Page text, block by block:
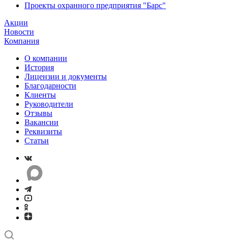
Проекты охранного предприятия "Барс"
Акции
Новости
Компания
О компании
История
Лицензии и документы
Благодарности
Клиенты
Руководители
Отзывы
Вакансии
Реквизиты
Статьи